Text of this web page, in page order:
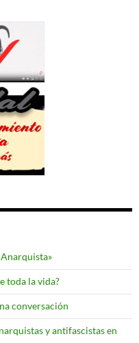
toda la vida?
conversación
y antifascistas en